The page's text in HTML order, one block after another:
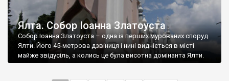
Ялта. Собор Іоанна Златоуста
Собор Іоанна Златоуста – одна із перших мурованих споруд
Ялти. Його 45-метрова дзвіниця і нині видніється в місті
майже звідусіль, а колись це була висотна домінанта Ялти.